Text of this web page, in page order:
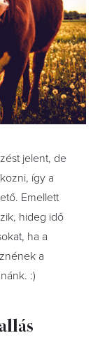
jelent, de
így a
Emellett
hideg idő
ha a
a
:)